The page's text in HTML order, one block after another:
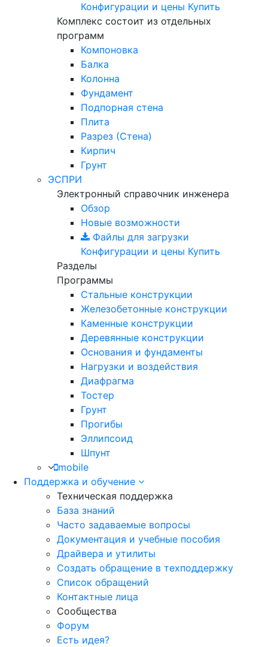
Конфигурации и цены Купить
Комплекс состоит из отдельных
программ
Компоновка
Балка
Колонна
Фундамент
Подпорная стена
Плита
Разрез (Стена)
Кирпич
Грунт
ЭСПРИ
Электронный справочник инженера
Обзор
Новые возможности
Файлы для загрузки
Конфигурации и цены Купить
Разделы
Программы
Стальные конструкции
Железобетонные конструкции
Каменные конструкции
Деревянные конструкции
Основания и фундаменты
Нагрузки и воздействия
Диафрагма
Тостер
Грунт
Прогибы
Эллипсоид
Шпунт
mobile
Поддержка и обучение
Техническая поддержка
База знаний
Часто задаваемые вопросы
Документация и учебные пособия
Драйвера и утилиты
Создать обращение в техподдержку
Список обращений
Контактные лица
Сообщества
Форум
Есть идея?